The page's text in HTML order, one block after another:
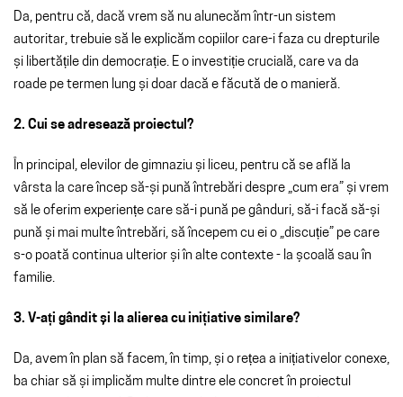
Da, pentru că, dacă vrem să nu alunecăm într-un sistem
autoritar, trebuie să le explicăm copiilor care-i faza cu drepturile
și libertățile din democrație. E o investiție crucială, care va da
roade pe termen lung și doar dacă e făcută de o manieră.
2. Cui se adresează proiectul?
În principal, elevilor de gimnaziu și liceu, pentru că se află la
vârsta la care încep să-și pună întrebări despre „cum era” și vrem
să le oferim experiențe care să-i pună pe gânduri, să-i facă să-și
pună și mai multe întrebări, să începem cu ei o „discuție” pe care
s-o poată continua ulterior și în alte contexte - la școală sau în
familie.
3. V-ați gândit și la alierea cu inițiative similare?
Da, avem în plan să facem, în timp, și o rețea a inițiativelor conexe,
ba chiar să și implicăm multe dintre ele concret în proiectul